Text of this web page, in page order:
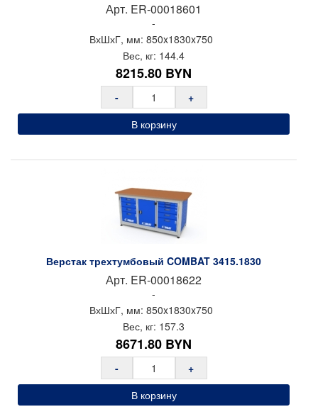
Арт. ER-00018601
-
ВхШхГ, мм: 850x1830x750
Вес, кг: 144.4
8215.80 BYN
-
+
В корзину
Верстак трехтумбовый COMBAT 3415.1830
Арт. ER-00018622
-
ВхШхГ, мм: 850x1830x750
Вес, кг: 157.3
8671.80 BYN
-
+
В корзину